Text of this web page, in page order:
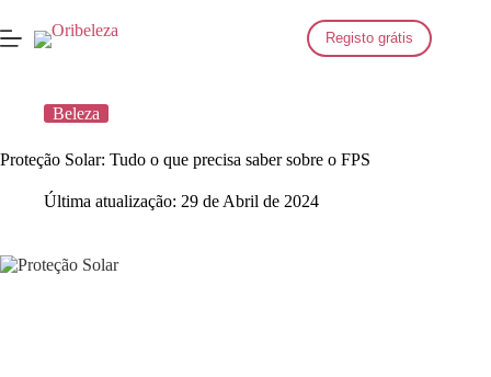
para
o
Registo grátis
Beleza
Proteção Solar: Tudo o que precisa saber sobre o FPS
Última atualização: 29 de Abril de 2024